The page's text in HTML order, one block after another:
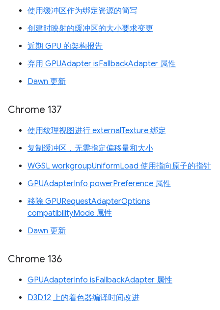
使用缓冲区作为绑定资源的简写
创建时映射的缓冲区的大小要求变更
近期 GPU 的架构报告
弃用 GPUAdapter isFallbackAdapter 属性
Dawn 更新
Chrome 137
使用纹理视图进行 externalTexture 绑定
复制缓冲区，无需指定偏移量和大小
WGSL workgroupUniformLoad 使用指向原子的指针
GPUAdapterInfo powerPreference 属性
移除 GPURequestAdapterOptions
compatibilityMode 属性
Dawn 更新
Chrome 136
GPUAdapterInfo isFallbackAdapter 属性
D3D12 上的着色器编译时间改进